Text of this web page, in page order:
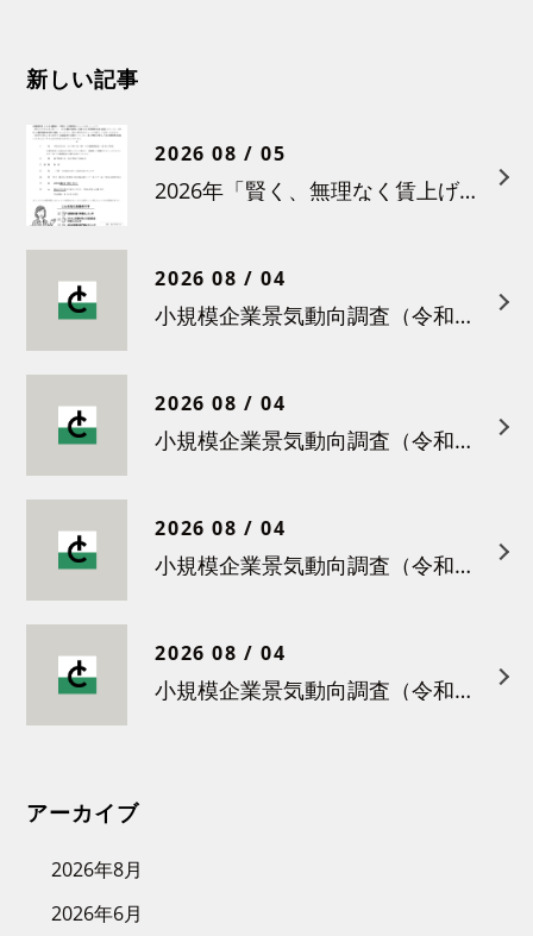
新しい記事
2026 08 / 05
2026年「賢く、無理なく賃上げを！小さな職場のための労務管理セミナー」の開催について
2026 08 / 04
小規模企業景気動向調査（令和８年６月）結果について
2026 08 / 04
小規模企業景気動向調査（令和８年５月）結果について
2026 08 / 04
小規模企業景気動向調査（令和８年４月）結果について
2026 08 / 04
小規模企業景気動向調査（令和８年３月）結果について
アーカイブ
2026年8月
2026年6月